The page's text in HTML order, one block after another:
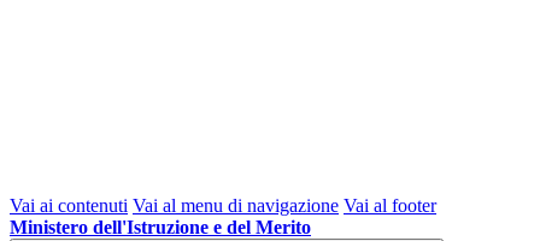
Vai ai contenuti Vai al menu di navigazione Vai al footer
Ministero dell'Istruzione e del Merito